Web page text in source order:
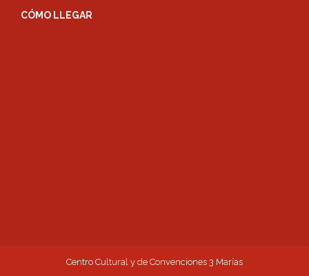
CÓMO LLEGAR
Centro Cultural y de Convenciones 3 Marías